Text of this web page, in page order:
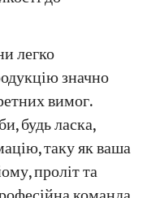
легко
значно
вимог.
будь ласка,
таку як ваша
проліт та